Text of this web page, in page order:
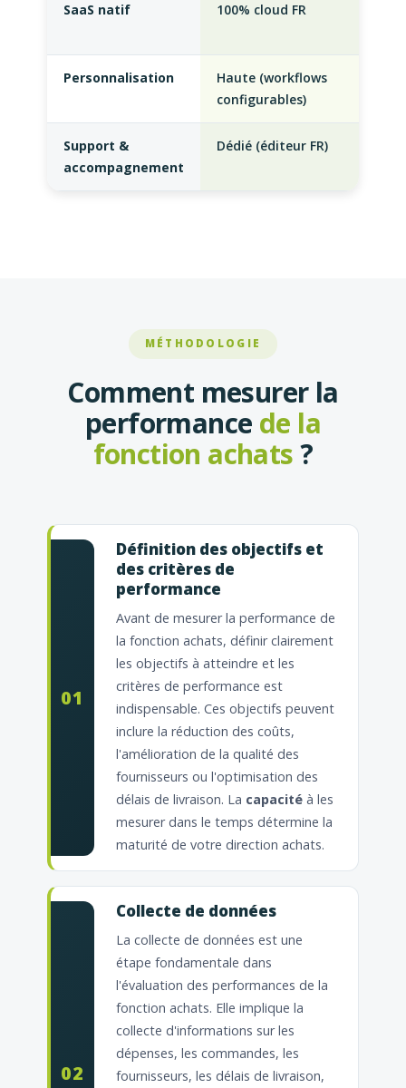
SaaS natif 100% cloud FR
Personnalisation
Haute (workflows
configurables)
Support &
accompagnement
Dédié (éditeur FR)
MÉTHODOLOGIE
Comment mesurer la
performance de la
fonction achats?
01
Définition des objectifs et
des critères de
performance
Avant de mesurer la performance de
la fonction achats, définir clairement
les objectifs à atteindre et les
critères de performance est
indispensable. Ces objectifs peuvent
inclure la réduction des coûts,
l'amélioration de la qualité des
fournisseurs ou l'optimisation des
délais de livraison. La capacité à les
mesurer dans le temps détermine la
maturité de votre direction achats.
02
Collecte de données
La collecte de données est une
étape fondamentale dans
l'évaluation des performances de la
fonction achats. Elle implique la
collecte d'informations sur les
dépenses, les commandes, les
fournisseurs, les délais de livraison,